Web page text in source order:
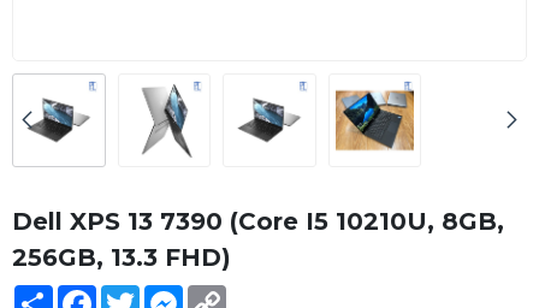
Dell XPS 13 7390 (Core I5 10210U, 8GB,
256GB, 13.3 FHD)
Share Facebook
TwitterMessenger